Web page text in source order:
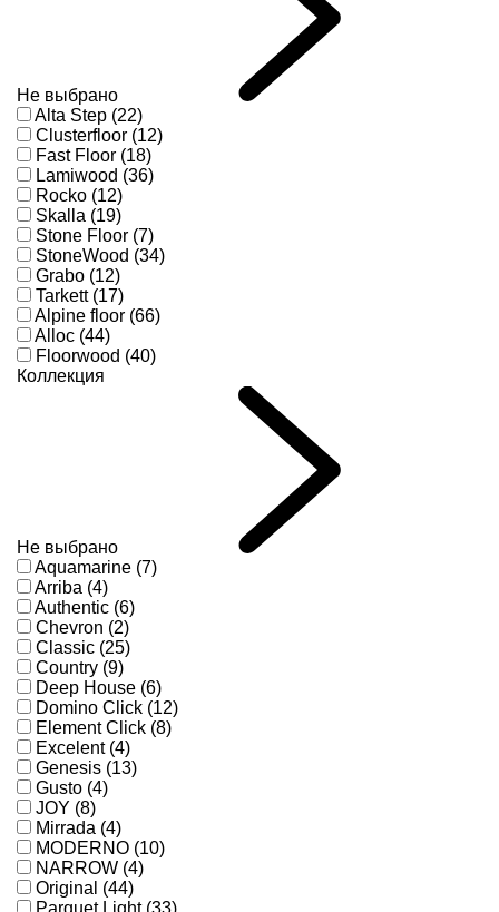
Не выбрано
Alta Step (22)
Clusterfloor (12)
Fast Floor (18)
Lamiwood (36)
Rocko (12)
Skalla (19)
Stone Floor (7)
StoneWood (34)
Grabo (12)
Tarkett (17)
Alpine floor (66)
Alloc (44)
Floorwood (40)
Коллекция
Не выбрано
Aquamarine (7)
Arriba (4)
Authentic (6)
Chevron (2)
Classic (25)
Country (9)
Deep House (6)
Domino Click (12)
Element Click (8)
Excelent (4)
Genesis (13)
Gusto (4)
JOY (8)
Mirrada (4)
MODERNO (10)
NARROW (4)
Original (44)